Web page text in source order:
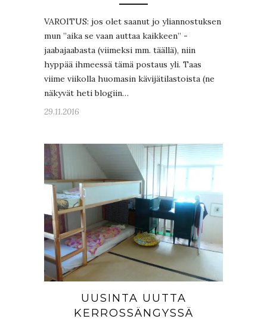
VAROITUS: jos olet saanut jo yliannostuksen
mun ”aika se vaan auttaa kaikkeen” -
jaabajaabasta (viimeksi mm. täällä), niin
hyppää ihmeessä tämä postaus yli. Taas
viime viikolla huomasin kävijätilastoista (ne
näkyvät heti blogiin…
29.11.2016
UUSINTA UUTTA
KERROSSÄNGYSSÄ